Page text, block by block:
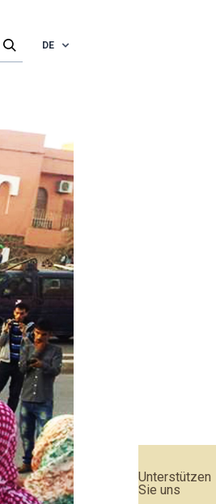
Unterstützen
Sie uns
DE